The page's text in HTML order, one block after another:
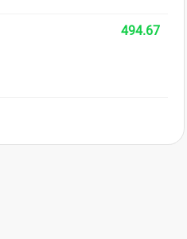
494.67